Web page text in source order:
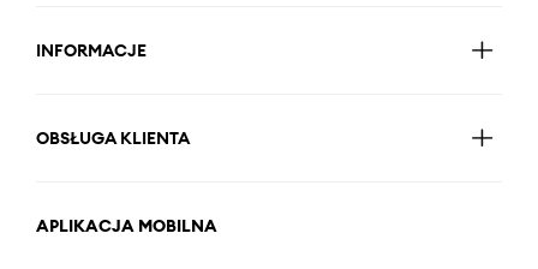
INFORMACJE
OBSŁUGA KLIENTA
APLIKACJA MOBILNA